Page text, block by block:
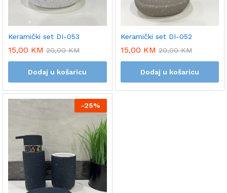
Keramički set DI-053
15,00 KM 20,00KM
Dodaj u košaricu
Keramički set DI-052
15,00 KM 20,00KM
Dodaj u košaricu
-25%